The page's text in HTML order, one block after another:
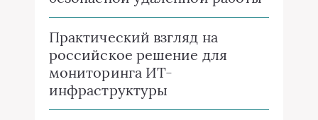
Практический взгляд на
российское решение для
мониторинга ИТ-
инфраструктуры